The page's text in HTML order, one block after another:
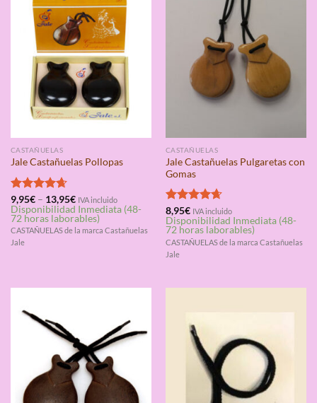
CASTAÑUELAS
Jale Castañuelas Pollopas
Valorado
con4.67
de 5
9,95€– 13,95€ IVA incluido
Disponibilidad Inmediata (48-
72 horas laborables)
CASTAÑUELAS de la marca Castañuelas
Jale
CASTAÑUELAS
Jale Castañuelas Pulgaretas con
Gomas
Valorado
con4.67
de 5
8,95€ IVA incluido
Disponibilidad Inmediata (48-
72 horas laborables)
CASTAÑUELAS de la marca Castañuelas
Jale